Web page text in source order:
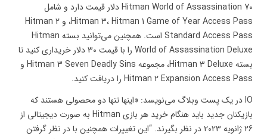
Hitman World of Assassination 70 دلار قیمت دارد و شامل
Hitman 3، Hitman 1 Game of Year Access Pass، و Hitman 2
Standard Access Pass است. همچنین می‌توانید بسته Hitman
World of Assassination Deluxe را با قیمت 30 دلار خریداری کنید تا
بسته Hitman 3 Deluxe، مجموعه Hitman 3 Seven Deadly Sins و
Hitman 2 Expansion Access Pass را دریافت کنید.
IO در یک پست وبلاگ می‌نویسد: «اینها تنها دو محصولی هستند که
بازیکنان جدید باید هنگام خرید هر بازی Hitman به صورت دیجیتالی از
26 ژانویه 2023 در نظر بگیرند. “این تغییرات همچنین با در نظر گرفتن